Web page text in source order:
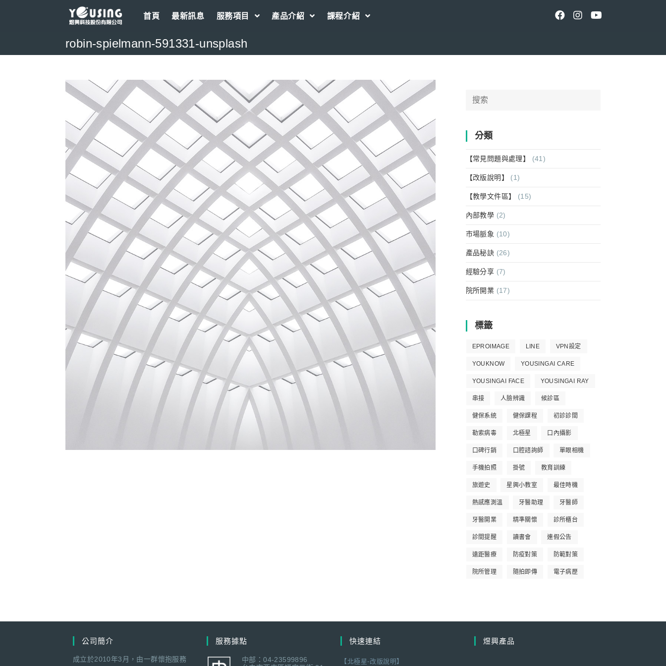
首頁 最新訊息 服務項目 產品介紹 課程介紹
robin-spielmann-591331-unsplash
Search
分類
【常見問題與處理】 (41)
【改版說明】 (1)
【教學文件區】 (15)
內部教學 (2)
市場脈象 (10)
產品秘訣 (26)
經驗分享 (7)
院所開業 (17)
標籤
EPROIMAGE LINE VPN設定
YOUKNOW YOUSINGAI CARE
YOUSINGAI FACE YOUSINGAI RAY
串接 人臉辨識 候診區
健保系統 健保課程 初診診間
勒索病毒 北極星 口內攝影
口碑行銷 口腔諮詢師 單眼相機
手機拍照 掛號 教育訓練
旅遊史 星興小教室 最佳時機
熱感應測溫 牙醫助理 牙醫師
牙醫開業 精準關懷 診所櫃台
診間提醒 讀書會 連假公告
遠距醫療 防疫對策 防範對策
院所管理 隨拍即傳 電子病歷
公司簡介
成立於2010年3月，由一群懷抱服務
服務據點
中部：04-23599896
快速連結
【北極星-改版說明】
煜興產品